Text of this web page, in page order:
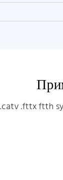
.fttx ftth